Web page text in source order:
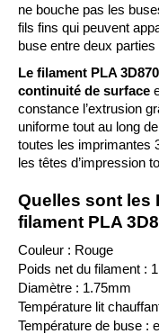
ne bouche pas les
fils fins qui peuvent
buse entre deux parties
Le filament PLA
continuité de surface
constance l’extrusion
uniforme tout au long
toutes les imprimantes
les têtes d’impression
Quelles sont les
filament PLA
Couleur : Rouge
Poids net du filament :
Diamètre : 1.75mm
Température lit
Température de buse :